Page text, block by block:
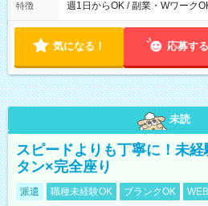
特徴 週1日からOK / 副業・Wワーク
気になる！ 応募する
未読
スピードよりも丁寧に！未
タン×完全座り
派遣 職種未経験OK ブランクOK